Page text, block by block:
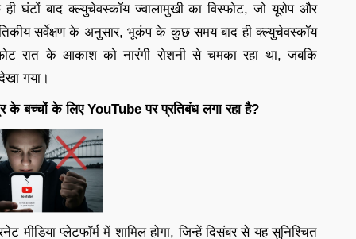
बाद क्ल्युचेवस्कॉय ज्वालामुखी का विस्फोट, जो यूरोप और
सर्वेक्षण के अनुसार, भूकंप के कुछ समय बाद ही क्ल्युचेवस्कॉय
रात के आकाश को नारंगी रोशनी से चमका रहा था, जबकि
गया।
के बच्चों के लिए YouTube पर प्रतिबंध लगा रहा है?
प्लेटफॉर्म में शामिल होगा, जिन्हें दिसंबर से यह सुनिश्चित